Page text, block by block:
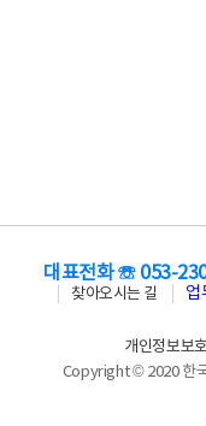
대표전화 ☏ 053-
찾아오시는 길
업
개인정보보
Copyright © 2020 한